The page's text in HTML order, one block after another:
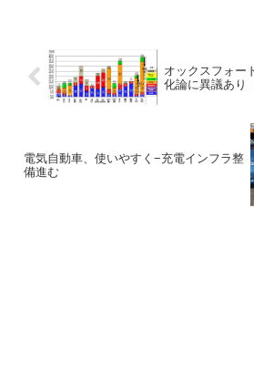
オックスフォー
化論に異議あり
電気自動車、使いやすく−充電インフラ整
備進む